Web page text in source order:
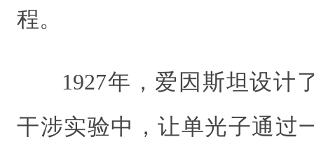
程。
1927年，爱因斯坦设计
干涉实验中，让单光子通过